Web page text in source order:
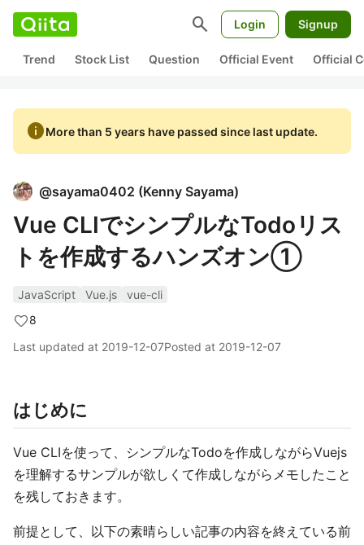
search Login Signup
Trend Stock List Question Official Event Official
infoMore than 5 years have passed since last update.
@sayama0402 (Kenny Sayama)
Vue CLIでシンプルなTodoリス
トを作成するハンズオン①
JavaScript Vue.js
vue-cli
8
Last updated at 2019-12-07Posted at 2019-12-07
はじめに
Vue CLIを使って、シンプルなTodoを作成しながらVuejs
を理解するサンプルが欲しくて作成しながらメモしたこと
を残しておきます。
前提として、以下の素晴らしい記事の内容を終えている前